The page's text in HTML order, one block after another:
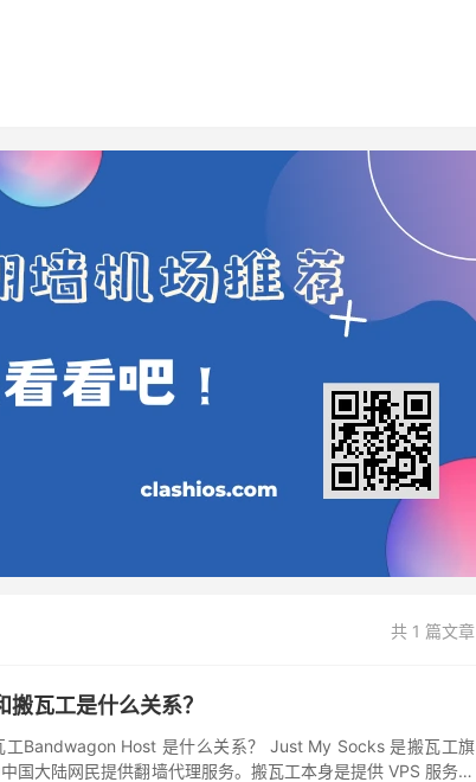
共 1 篇文章
瓦工是什么关系？
Bandwagon Host 是什么关系？ Just My Socks 是搬瓦工旗
国大陆网民提供翻墙代理服务。搬瓦工本身是提供 VPS 服务器